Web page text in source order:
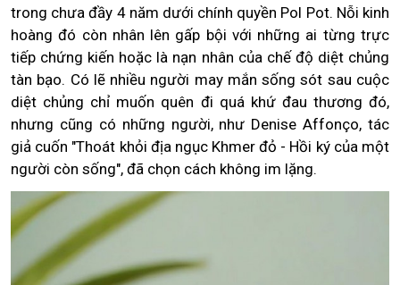
trong chưa đầy 4 năm dưới chính quyền Pol Pot. Nỗi kinh
hoàng đó còn nhân lên gấp bội với những ai từng trực
tiếp chứng kiến hoặc là nạn nhân của chế độ diệt chủng
tàn bạo. Có lẽ nhiều người may mắn sống sót sau cuộc
diệt chủng chỉ muốn quên đi quá khứ đau thương đó,
nhưng cũng có những người, như Denise Affonço, tác
giả cuốn "Thoát khỏi địa ngục Khmer đỏ - Hồi ký của một
người còn sống", đã chọn cách không im lặng.